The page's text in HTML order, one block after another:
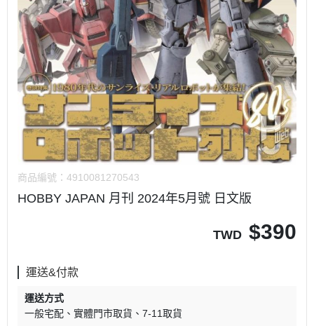
商品編號： 4910081270543
HOBBY JAPAN 月刊 2024年5月號 日文版
TWD $390
運送&付款
運送方式
一般宅配
實體門市取貨
7-11取貨